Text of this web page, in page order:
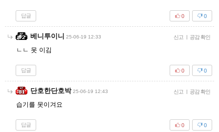
답글 0
0
베니투이니 25-06-19 12:33 신고 | 공감 확인
ㄴㄴ 못 이김
답글 0
0
단호한단호박 25-06-19 12:43 신고 | 공감 확인
습기를 못이겨요
답글 0
0